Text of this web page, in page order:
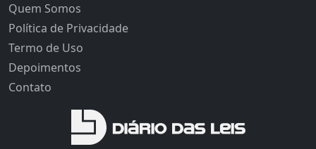
Quem Somos
Política de Privacidade
Termo de Uso
Depoimentos
Contato